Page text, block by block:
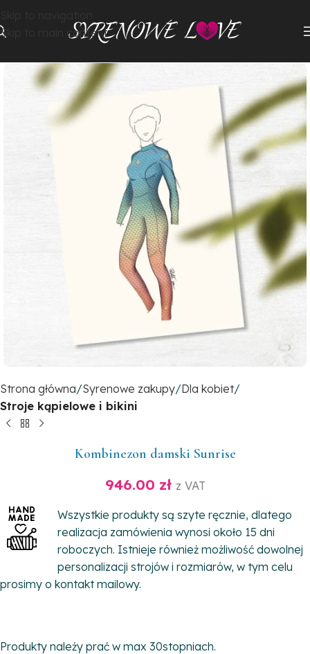
Skip to main content
Strona główna Syrenowe zakupy Dla kobiet
Stroje kąpielowe i bikini
Kombinezon damski Sunrise
946.00 zł z VAT
Wszystkie produkty są szyte ręcznie, dlatego
realizacja zamówienia wynosi około 15 dni
roboczych. Istnieje również możliwość dowolnej
personalizacji strojów i rozmiarów, w tym celu
prosimy o kontakt mailowy.
Produkty należy prać w max 30stopniach.